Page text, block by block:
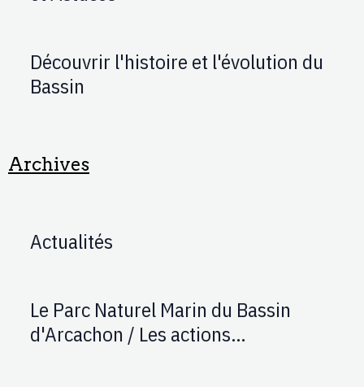
Découvrir l'histoire et l'évolution du
Bassin
Archives
Actualités
Le Parc Naturel Marin du Bassin
d'Arcachon / Les actions